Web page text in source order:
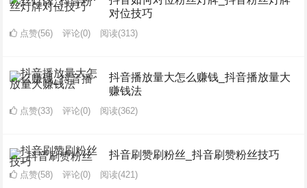
对位技巧
点赞(56) 评论(0) 阅读(313)
抖音播放量大怎么赚钱_抖音播放量大
赚钱法
点赞(33) 评论(0) 阅读(362)
抖音刷赞刷粉丝_抖音刷赞粉丝技巧
点赞(58) 评论(0) 阅读(421)